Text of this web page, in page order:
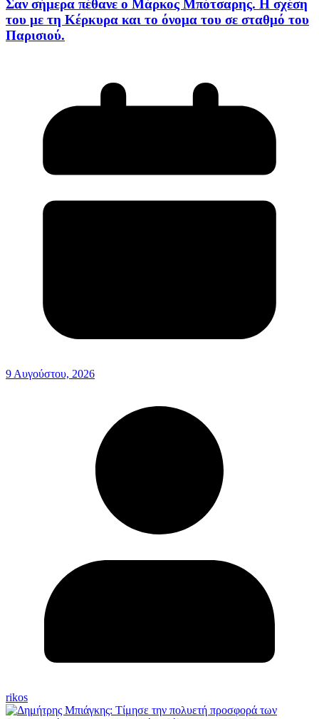
Σαν σήμερα πέθανε ο Μάρκος Μπότσαρης. Η σχέση
του με τη Κέρκυρα και το όνομα του σε σταθμό του
Παρισιού.
9 Αυγούστου, 2026
rikos